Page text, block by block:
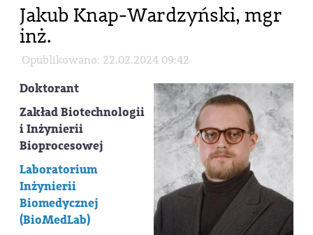
Jakub Knap-Wardzyński, mgr
inż.
Opublikowano: 22.02.2024 09:42
Doktorant
Zakład Biotechnologii
i Inżynierii
Bioprocesowej
Laboratorium
Inżynierii
Biomedycznej
(BioMedLab)